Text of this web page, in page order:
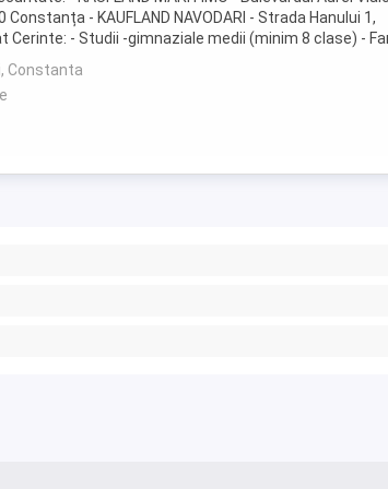
Constanța - KAUFLAND NAVODARI - Strada Hanului 1,
Cerinte: - Studii -gimnaziale medii (minim 8 clase) -
- Disponibilitate ...
Constanta